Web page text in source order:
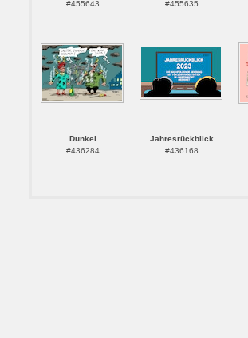
#455643
#455635
Dunkel
#436284
Jahresrückblick
#436168